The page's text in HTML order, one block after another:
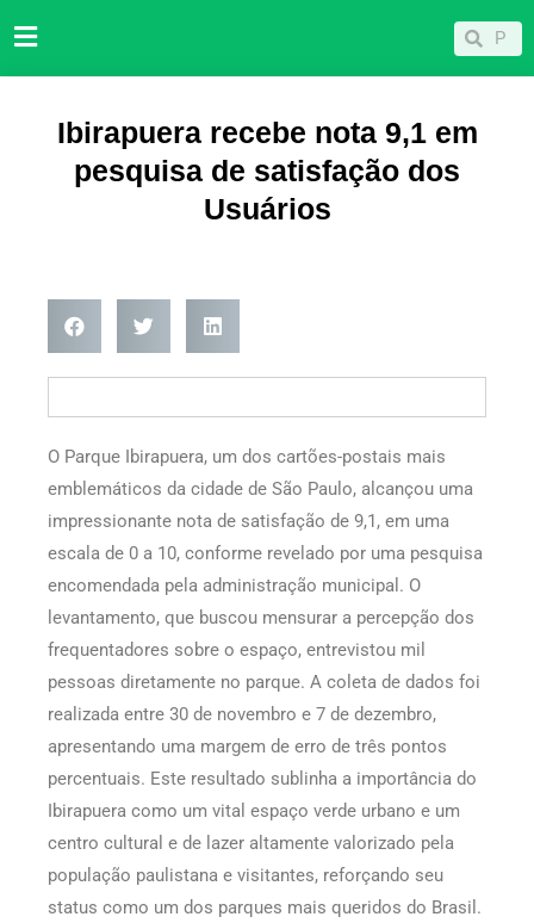
para
Pesquisar
Ibirapuera recebe nota 9,1 em
pesquisa de satisfação dos
Usuários
O Parque Ibirapuera, um dos cartões-postais mais
emblemáticos da cidade de São Paulo, alcançou uma
impressionante nota de satisfação de 9,1, em uma
escala de 0 a 10, conforme revelado por uma pesquisa
encomendada pela administração municipal. O
levantamento, que buscou mensurar a percepção dos
frequentadores sobre o espaço, entrevistou mil
pessoas diretamente no parque. A coleta de dados foi
realizada entre 30 de novembro e 7 de dezembro,
apresentando uma margem de erro de três pontos
percentuais. Este resultado sublinha a importância do
Ibirapuera como um vital espaço verde urbano e um
centro cultural e de lazer altamente valorizado pela
população paulistana e visitantes, reforçando seu
status como um dos parques mais queridos do Brasil.